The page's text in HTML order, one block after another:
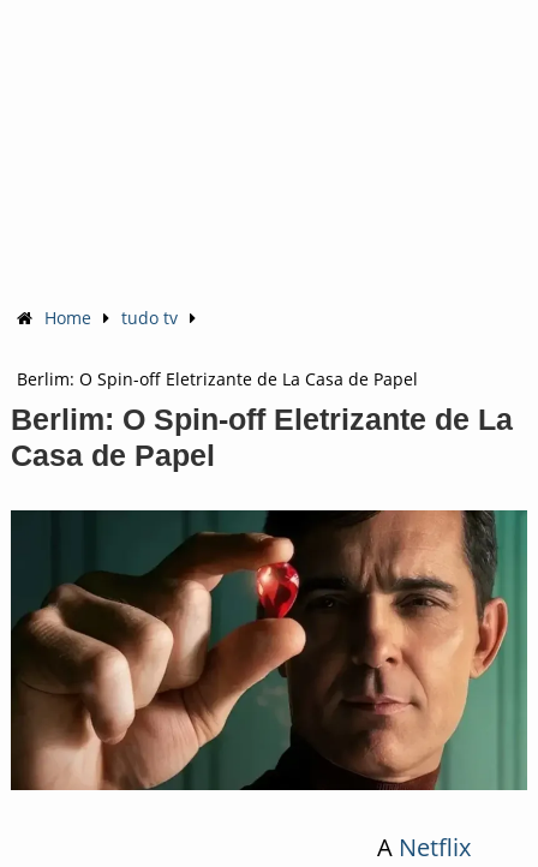
Home tudo tv
Berlim: O Spin-off Eletrizante de La Casa de Papel
Berlim: O Spin-off Eletrizante de La
Casa de Papel
A Netflix